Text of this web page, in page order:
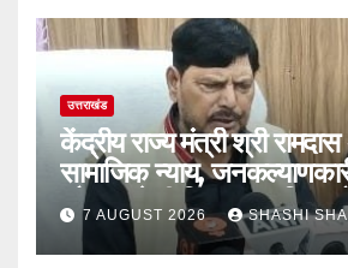
उत्तराखंड
केंद्रीय राज्य मंत्री श्री
सामाजिक न्याय,
और समावेशी विकास पर दिया
7 AUGUST 2026 SHASHI